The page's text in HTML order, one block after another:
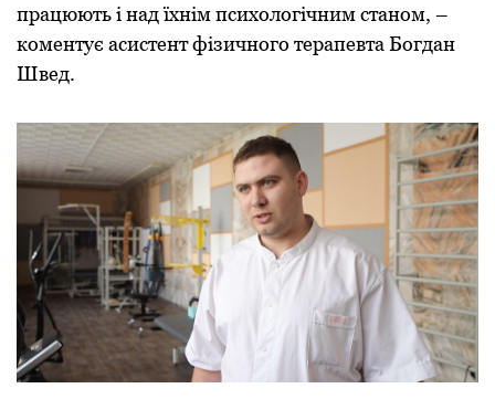
працюють і над їхнім психологічним станом, –
коментує асистент фізичного терапевта Богдан
Швед.